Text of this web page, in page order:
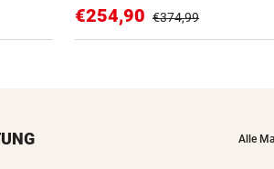
€254,90 €374,99
Alle